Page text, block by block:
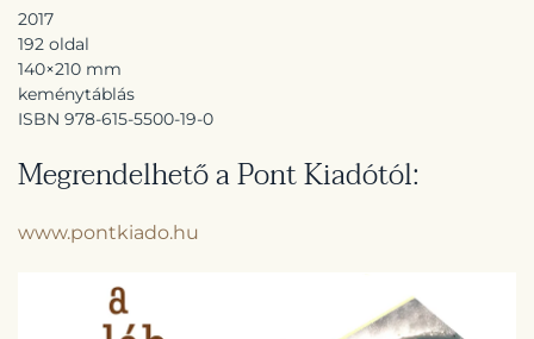
2017
192 oldal
140×210 mm
keménytáblás
ISBN 978-615-5500-19-0
Megrendelhető a Pont Kiadótól:
www.pontkiado.hu